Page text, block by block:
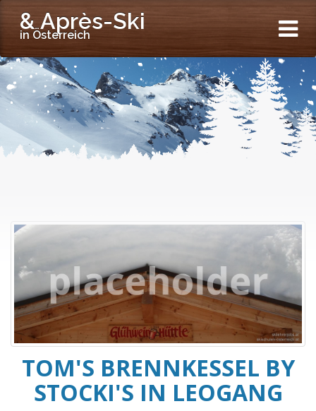
& Après-Ski
in Österreich
TOM'S BRENNKESSEL BY
STOCKI'S IN LEOGANG